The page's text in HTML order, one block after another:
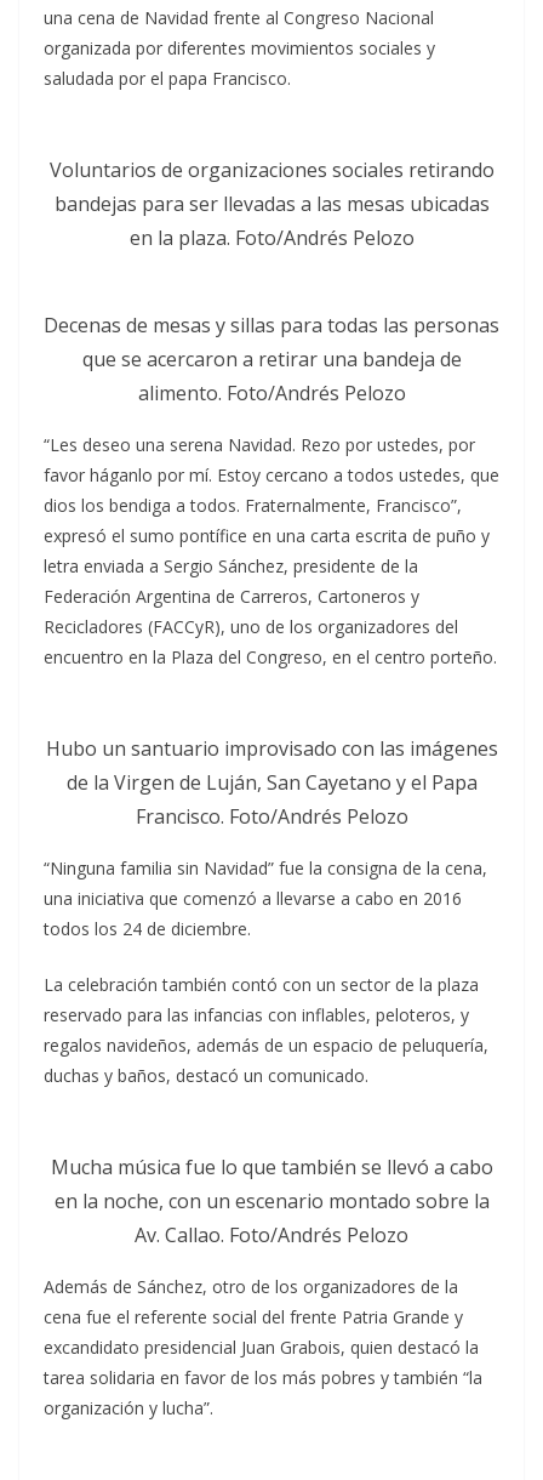
una cena de Navidad frente al Congreso Nacional
organizada por diferentes movimientos sociales y
saludada por el papa Francisco.
Voluntarios de organizaciones sociales retirando
bandejas para ser llevadas a las mesas ubicadas
en la plaza. Foto/Andrés Pelozo
Decenas de mesas y sillas para todas las personas
que se acercaron a retirar una bandeja de
alimento. Foto/Andrés Pelozo
“Les deseo una serena Navidad. Rezo por ustedes, por
favor háganlo por mí. Estoy cercano a todos ustedes, que
dios los bendiga a todos. Fraternalmente, Francisco”,
expresó el sumo pontífice en una carta escrita de puño y
letra enviada a Sergio Sánchez, presidente de la
Federación Argentina de Carreros, Cartoneros y
Recicladores (FACCyR), uno de los organizadores del
encuentro en la Plaza del Congreso, en el centro porteño.
Hubo un santuario improvisado con las imágenes
de la Virgen de Luján, San Cayetano y el Papa
Francisco. Foto/Andrés Pelozo
“Ninguna familia sin Navidad” fue la consigna de la cena,
una iniciativa que comenzó a llevarse a cabo en 2016
todos los 24 de diciembre.
La celebración también contó con un sector de la plaza
reservado para las infancias con inflables, peloteros, y
regalos navideños, además de un espacio de peluquería,
duchas y baños, destacó un comunicado.
Mucha música fue lo que también se llevó a cabo
en la noche, con un escenario montado sobre la
Av. Callao. Foto/Andrés Pelozo
Además de Sánchez, otro de los organizadores de la
cena fue el referente social del frente Patria Grande y
excandidato presidencial Juan Grabois, quien destacó la
tarea solidaria en favor de los más pobres y también “la
organización y lucha”.